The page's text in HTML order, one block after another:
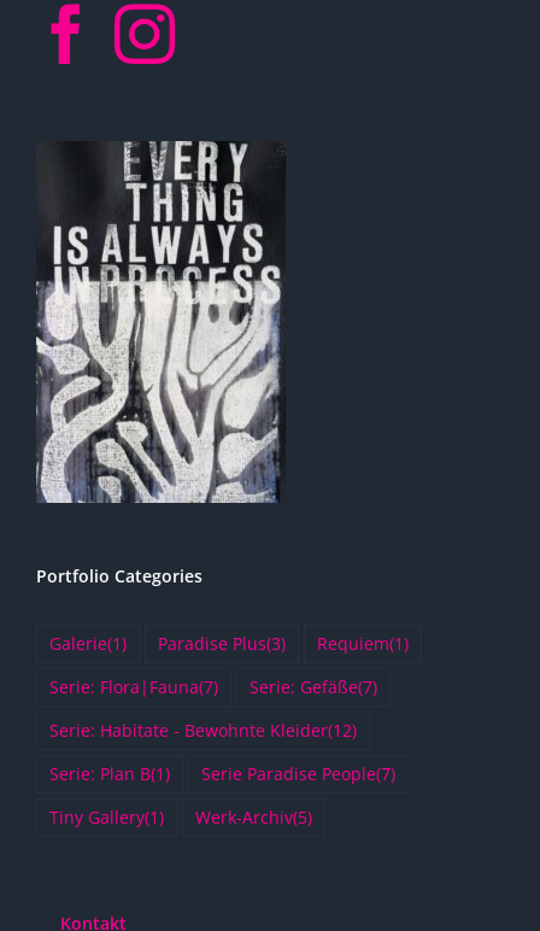
Portfolio Categories
Galerie(1) Paradise Plus(3) Requiem(1)
Serie: Flora|Fauna(7) Serie: Gefäße(7)
Serie: Habitate - Bewohnte Kleider(12)
Serie: Plan B(1) Serie Paradise People(7)
Tiny Gallery(1) Werk-Archiv(5)
Kontakt